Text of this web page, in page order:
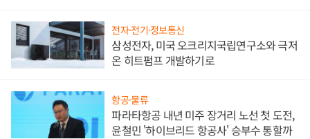
전자·전기·정보통신
삼성전자, 미국 오크리지국립연구소와 극저
온 히트펌프 개발하기로
항공·물류
파라타항공 내년 미주 장거리 노선 첫 도전,
윤철민 '하이브리드 항공사' 승부수 통할까